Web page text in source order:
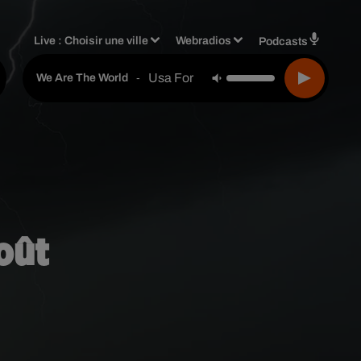
Live :Choisir une ville Webradios Podcasts
We Are The World - Usa For Africa